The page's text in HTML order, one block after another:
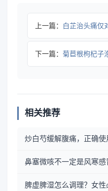
上一篇： 白芷治头痛仅对
下一篇： 菊苣根枸杞子泡水
相关推荐
炒白芍缓解腹痛，正确使
鼻塞微咳不一定是风寒
脾虚脾湿怎么调理？女